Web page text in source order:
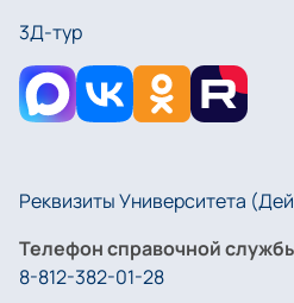
3Д-тур
Реквизиты Университета
Телефон справочной
8-812-382-01-28